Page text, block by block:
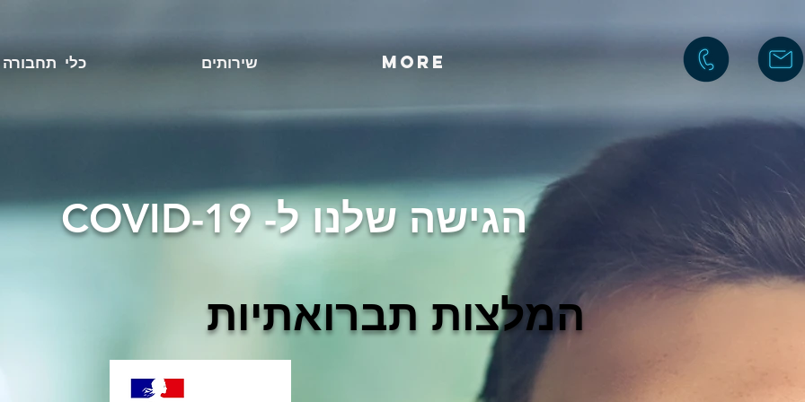
כלי תחבורה שירותים More
הגישה שלנו ל- COVID-19
המלצות תברואתיות